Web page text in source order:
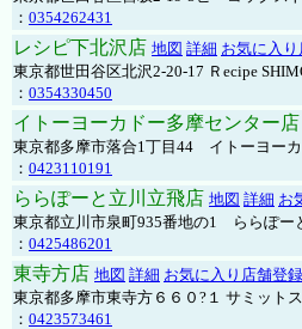
： 0354262431
レシピ下北沢店 地図 詳細 お気に入
東京都世田谷区北沢2-20-17 Ｒecipe
： 0354330450
イトーヨーカドー多摩センター店
東京都多摩市落合1丁目44 イトーヨー
： 0423110191
ららぽーと立川立飛店 地図 詳細 お
東京都立川市泉町935番地の1 ららぽー
： 0425486201
東寺方店 地図 詳細 お気に入り店舗登録
東京都多摩市東寺方６６０?１ サミット
： 0423573461